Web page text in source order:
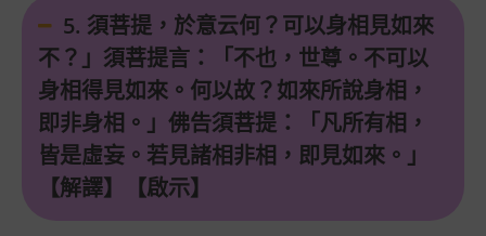
5. 須菩提，於意云何？可以身相見如來
不？」須菩提言：「不也，世尊。不可以
身相得見如來。何以故？如來所說身相，
即非身相。」佛告須菩提：「凡所有相，
皆是虛妄。若見諸相非相，即見如來。」
【解譯】【啟示】